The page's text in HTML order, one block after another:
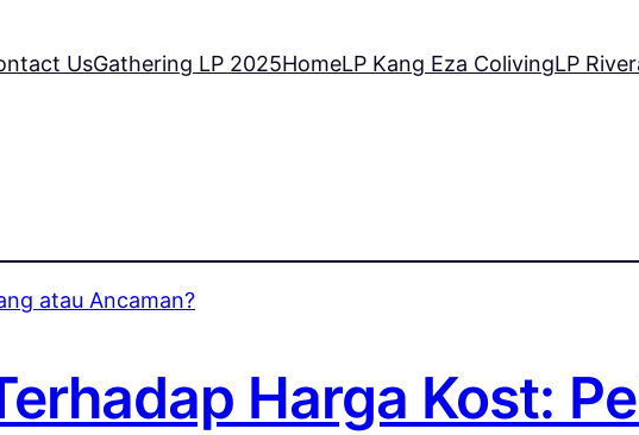
UsGathering LP 2025HomeLP Kang Eza ColivingLP
Harga Kost: